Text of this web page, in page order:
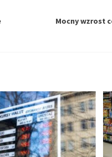
Mocny wzrost